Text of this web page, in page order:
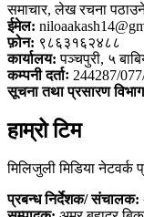
समाचार, लेख रचना
ईमेल:
फ़ोन: ९८६३१६२४८८
कार्यालय: पञ्चपुरी, ५
कम्पनी दर्ताः 244287/
सूचना तथा प्रसारण विभाग
हाम्रो टिम
मिलिजुली मिडिया नेटवर्क
प्रबन्ध निर्देशक/ संचालक: